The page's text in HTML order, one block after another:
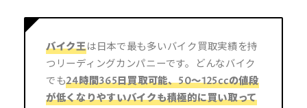
バイク王は日本で最も多いバイク買取実績を持
つリーディングカンパニーです。どんなバイク
でも24時間365日買取可能、50～125ccの値段
が低くなりやすいバイクも積極的に買い取って